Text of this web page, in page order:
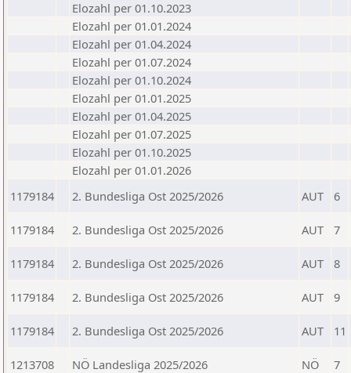
Elozahl per 01.10.2023
Elozahl per 01.01.2024
Elozahl per 01.04.2024
Elozahl per 01.07.2024
Elozahl per 01.10.2024
Elozahl per 01.01.2025
Elozahl per 01.04.2025
Elozahl per 01.07.2025
Elozahl per 01.10.2025
Elozahl per 01.01.2026
1179184
2. Bundesliga Ost 2025/2026 AUT 6
1179184 2. Bundesliga Ost 2025/2026 AUT 7
1179184 2. Bundesliga Ost 2025/2026 AUT 8
1179184 2. Bundesliga Ost 2025/2026 AUT 9
1179184 2. Bundesliga Ost 2025/2026 AUT 11
1213708 NÖ Landesliga 2025/2026 NÖ 7